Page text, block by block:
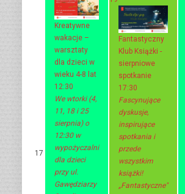
17
Kreatywne
wakacje –
warsztaty
dla dzieci w
wieku 4-8 lat
12:30
We wtorki (4,
11, 18 i 25
sierpnia) o
12:30 w
wypożyczalni
dla dzieci
przy ul.
Gawędziarzy
Fantastyczny
Klub Książki -
sierpniowe
spotkanie
17:30
Fascynujące
dyskusje,
inspirujące
spotkania i
przede
wszystkim
książki!
„Fantastyczne"